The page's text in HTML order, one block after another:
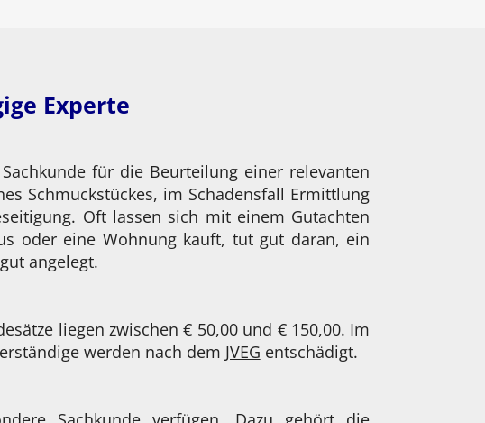
Experte
für die Beurteilung einer relevanten
Schmuckstückes, im Schadensfall Ermittlung
Oft lassen sich mit einem Gutachten
oder eine Wohnung kauft, tut gut daran, ein
angelegt.
liegen zwischen € 50,00 und € 150,00. Im
werden nach dem JVEG entschädigt.